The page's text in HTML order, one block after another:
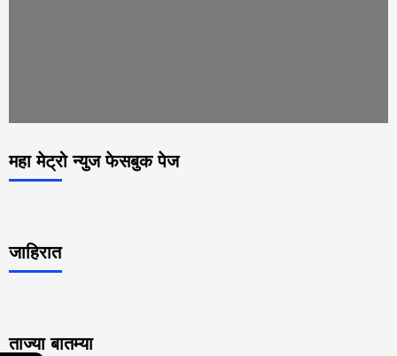
महा मेट्रो न्युज फेसबुक पेज
जाहिरात
ताज्या बातम्या